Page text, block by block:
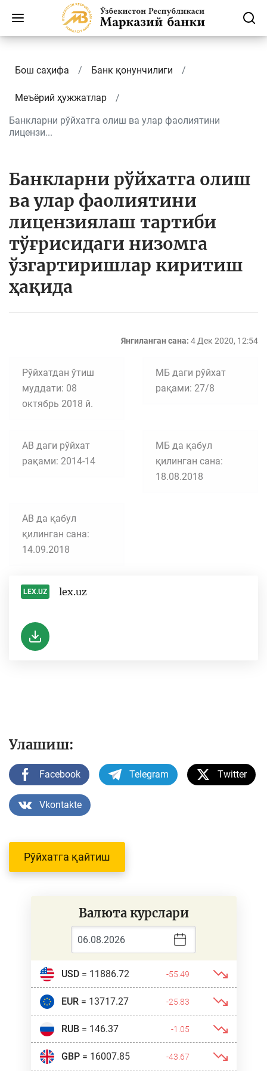
Бош саҳифа Банк қонунчилиги
Меъёрий ҳужжатлар
Банкларни рўйхатга олиш ва улар фаолиятини
лицензи...
Банкларни рўйхатга олиш
ва улар фаолиятини
лицензиялаш тартиби
тўғрисидаги низомга
ўзгартиришлар киритиш
ҳақида
Янгиланган сана: 4 Дек 2020, 12:54
Рўйхатдан ўтиш
муддати: 08
октябрь 2018 й.
МБ даги рўйхат
рақами: 27/8
АВ даги рўйхат
рақами: 2014-14
МБ да қабул
қилинган сана:
18.08.2018
АВ да қабул
қилинган сана:
14.09.2018
LEX.UZ lex.uz
Улашиш:
Facebook Telegram Twitter
Vkontakte
Рўйхатга қайтиш
Валюта курслари
USD= 11886.72 -55.49
EUR= 13717.27 -25.83
RUB= 146.37 -1.05
GBP= 16007.85 -43.67